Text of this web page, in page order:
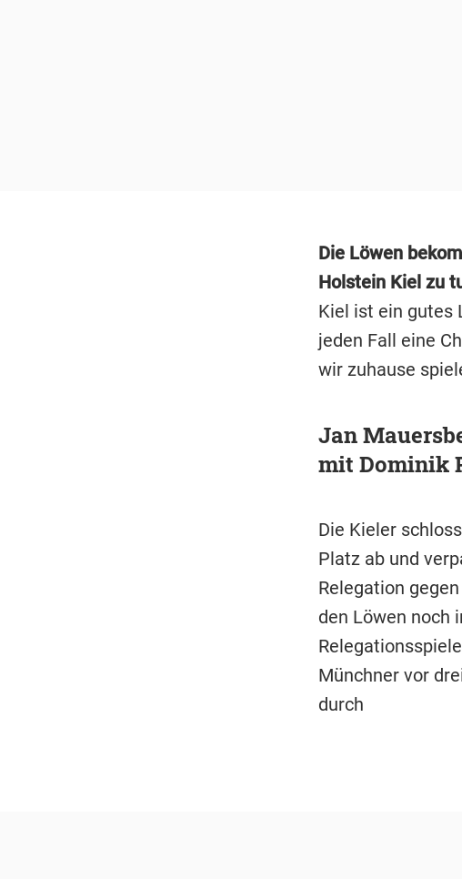
Die Löwen
Holstein Kiel zu
Kiel ist ein gutes
jeden Fall eine
wir zuhause
Jan
mit Dominik
Die Kieler
Platz ab und
Relegation
den Löwen noch
Münchner vor
durch